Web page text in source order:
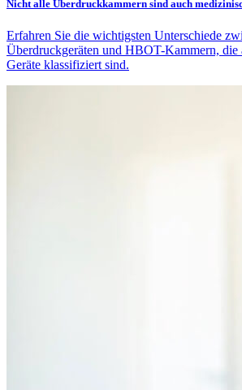
Nicht alle Überdruckkammern sind auch
Erfahren Sie die wichtigsten Unterschiede
Überdruckgeräten und HBOT-Kammern, die
Geräte klassifiziert sind.